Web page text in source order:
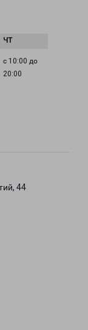
с 10:00 до
20:00
44